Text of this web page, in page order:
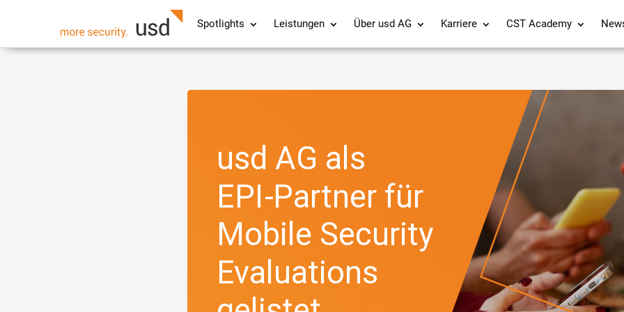
Spotlights Leistungen Über usd AG Karriere CST Academy